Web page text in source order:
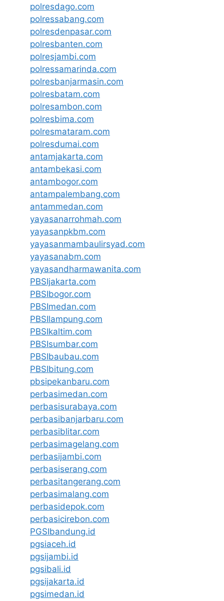
polresdago.com
polressabang.com
polresdenpasar.com
polresbanten.com
polresjambi.com
polressamarinda.com
polresbanjarmasin.com
polresbatam.com
polresambon.com
polresbima.com
polresmataram.com
polresdumai.com
antamjakarta.com
antambekasi.com
antambogor.com
antampalembang.com
antammedan.com
yayasanarrohmah.com
yayasanpkbm.com
yayasanmambaulirsyad.com
yayasanabm.com
yayasandharmawanita.com
PBSIjakarta.com
PBSIbogor.com
PBSImedan.com
PBSIlampung.com
PBSIkaltim.com
PBSIsumbar.com
PBSIbaubau.com
PBSIbitung.com
pbsipekanbaru.com
perbasimedan.com
perbasisurabaya.com
perbasibanjarbaru.com
perbasiblitar.com
perbasimagelang.com
perbasijambi.com
perbasiserang.com
perbasitangerang.com
perbasimalang.com
perbasidepok.com
perbasicirebon.com
PGSIbandung.id
pgsiaceh.id
pgsijambi.id
pgsibali.id
pgsijakarta.id
pgsimedan.id